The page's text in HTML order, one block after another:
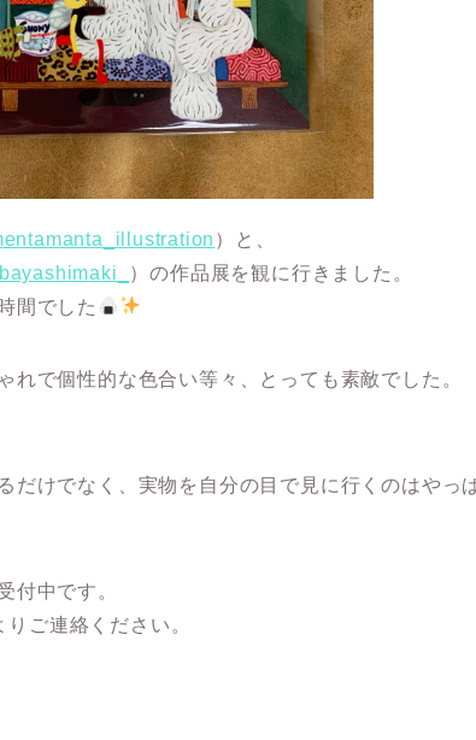
）と、
）の作品展を観に行きました。
間でした
れで個性的な色合い等々、とっても素敵でした。
だけでなく、実物を自分の目で見に行くのはやっ
付中です。
ご連絡ください。